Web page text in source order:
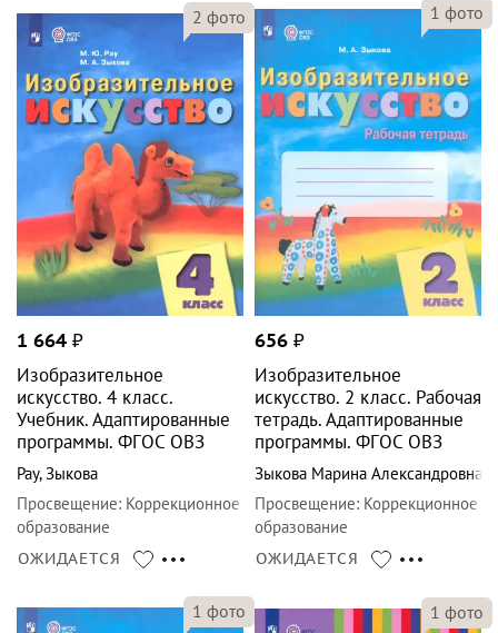
2 фото
1 664 ₽
Изобразительное
искусство. 4 класс.
Учебник. Адаптированные
программы. ФГОС ОВЗ
Рау,Зыкова
Просвещение: Коррекционное
образование
ОЖИДАЕТСЯ
1 фото
656 ₽
Изобразительное
искусство. 2 класс. Рабочая
тетрадь. Адаптированные
программы. ФГОС ОВЗ
Зыкова Марина Александровна
Просвещение: Коррекционное
образование
ОЖИДАЕТСЯ
1 фото 1 фото